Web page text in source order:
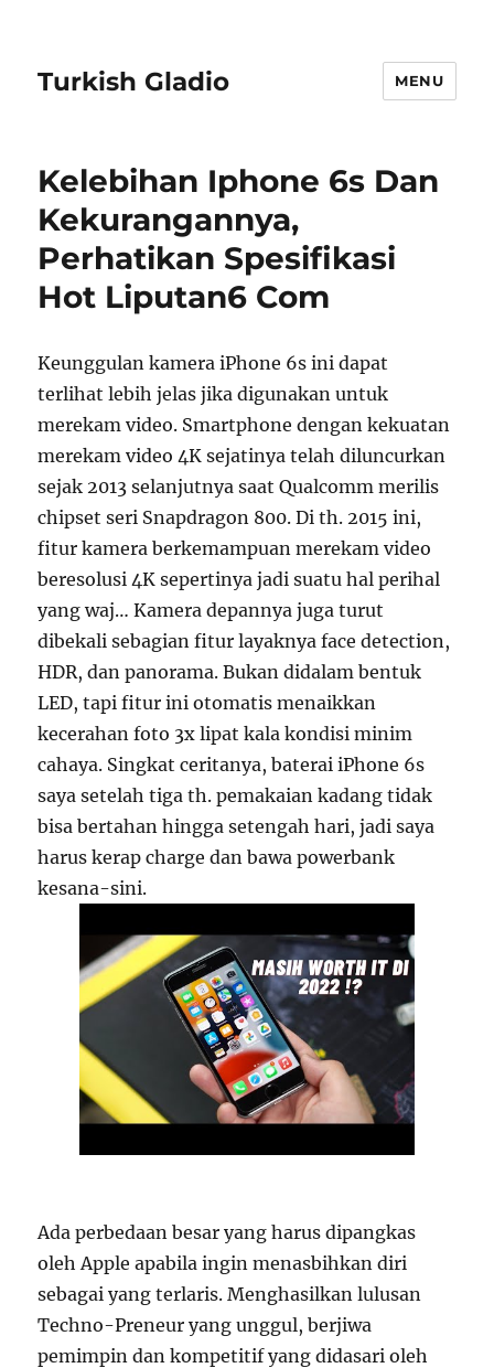
Turkish Gladio MENU
Kelebihan Iphone 6s Dan
Kekurangannya,
Perhatikan Spesifikasi
Hot Liputan6 Com
Keunggulan kamera iPhone 6s ini dapat
terlihat lebih jelas jika digunakan untuk
merekam video. Smartphone dengan kekuatan
merekam video 4K sejatinya telah diluncurkan
sejak 2013 selanjutnya saat Qualcomm merilis
chipset seri Snapdragon 800. Di th. 2015 ini,
fitur kamera berkemampuan merekam video
beresolusi 4K sepertinya jadi suatu hal perihal
yang waj… Kamera depannya juga turut
dibekali sebagian fitur layaknya face detection,
HDR, dan panorama. Bukan didalam bentuk
LED, tapi fitur ini otomatis menaikkan
kecerahan foto 3x lipat kala kondisi minim
cahaya. Singkat ceritanya, baterai iPhone 6s
saya setelah tiga th. pemakaian kadang tidak
bisa bertahan hingga setengah hari, jadi saya
harus kerap charge dan bawa powerbank
kesana-sini.
Ada perbedaan besar yang harus dipangkas
oleh Apple apabila ingin menasbihkan diri
sebagai yang terlaris. Menghasilkan lulusan
Techno-Preneur yang unggul, berjiwa
pemimpin dan kompetitif yang didasari oleh